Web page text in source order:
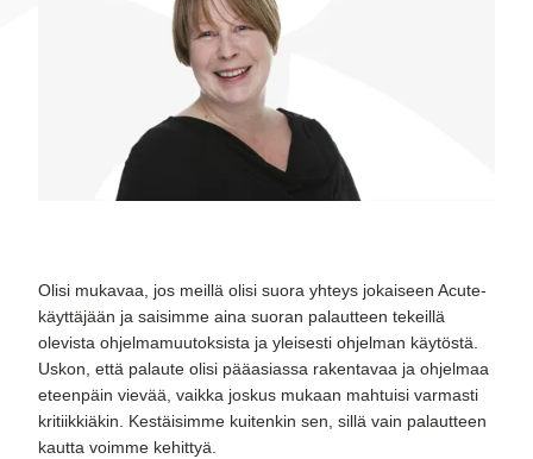
Olisi mukavaa, jos meillä olisi suora yhteys jokaiseen Acute-
käyttäjään ja saisimme aina suoran palautteen tekeillä
olevista ohjelmamuutoksista ja yleisesti ohjelman käytöstä.
Uskon, että palaute olisi pääasiassa rakentavaa ja ohjelmaa
eteenpäin vievää, vaikka joskus mukaan mahtuisi varmasti
kritiikkiäkin. Kestäisimme kuitenkin sen, sillä vain palautteen
kautta voimme kehittyä.